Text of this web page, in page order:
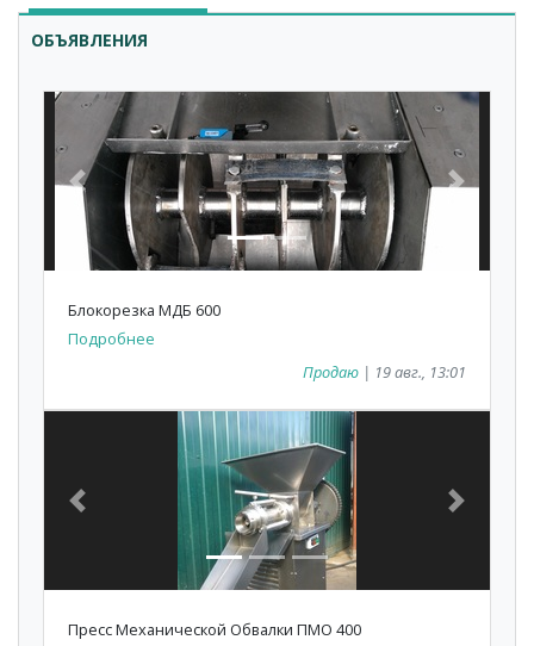
ОБЪЯВЛЕНИЯ
Previous Next
Блокорезка МДБ 600
Подробнее
Продаю | 19 авг., 13:01
Previous Next
Пресс Механической Обвалки ПМО 400